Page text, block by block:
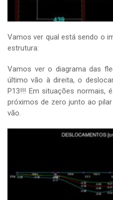
Vamos ver qual está sendo o
estrutura:
Vamos ver o diagrama das
último vão à direita, o
P13!!! Em situações normais,
próximos de zero junto ao
vão.